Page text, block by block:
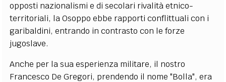
opposti nazionalismi e di secolari rivalità etnico-
territoriali, la Osoppo ebbe rapporti conflittuali con i
garibaldini, entrando in contrasto con le forze
jugoslave.
Anche per la sua esperienza militare, il nostro
Francesco De Gregori, prendendo il nome "Bolla", era